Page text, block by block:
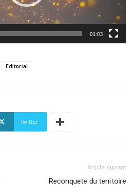
01:03
Editorial
Twitter
Article suivant
Reconquete du territoire